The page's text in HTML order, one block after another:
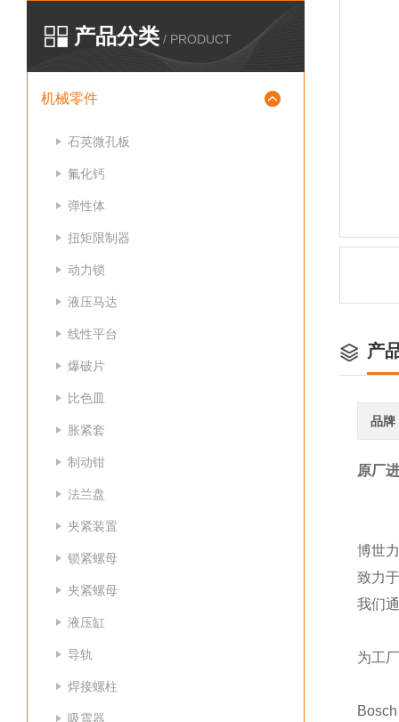
产品分类 / PRODUCT
机械零件
石英微孔板
氟化钙
弹性体
扭矩限制器
动力锁
液压马达
线性平台
爆破片
比色皿
胀紧套
制动钳
法兰盘
夹紧装置
锁紧螺母
夹紧螺母
液压缸
导轨
焊接螺柱
吸震器
产
品牌
原厂
博世
致力
我们
为工